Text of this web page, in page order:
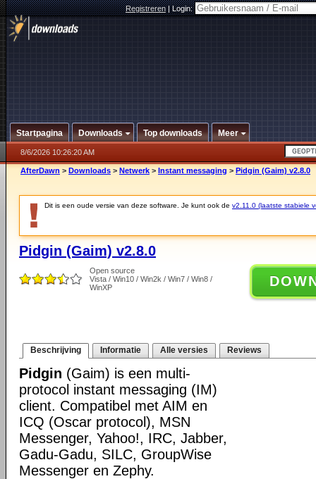
Registreren|Login:
Startpagina Downloads Top downloads Meer
8/6/2026 10:26:20 AM
AfterDawn > Downloads > Netwerk > Instant messaging > Pidgin (Gaim) v2.8.0
Dit is een oude versie van deze software. Je kunt ook de v2.11.0 (laatste stabiele
Pidgin (Gaim) v2.8.0
Open source
Vista / Win10 / Win2k / Win7 / Win8 /
WinXP
Beschrijving Informatie Alle versies Reviews
Pidgin (Gaim) is een multi-
protocol instant messaging (IM)
client. Compatibel met AIM en
ICQ (Oscar protocol), MSN
Messenger, Yahoo!, IRC, Jabber,
Gadu-Gadu, SILC, GroupWise
Messenger en Zephy.